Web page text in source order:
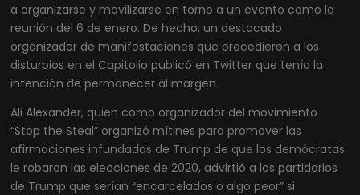
a organizarse y movilizarse en torno a un evento como la
reunión del 6 de enero. De hecho, un destacado
organizador de manifestaciones que precedieron a los
disturbios en el Capitolio publicó en Twitter que tenía la
intención de permanecer al margen.
Ali Alexander, quien como organizador del movimiento
“Stop the Steal” organizó mítines para promover las
afirmaciones infundadas de Trump de que los demócratas
le robaron las elecciones de 2020, advirtió a los partidarios
de Trump que serían “encarcelados o algo peor” si